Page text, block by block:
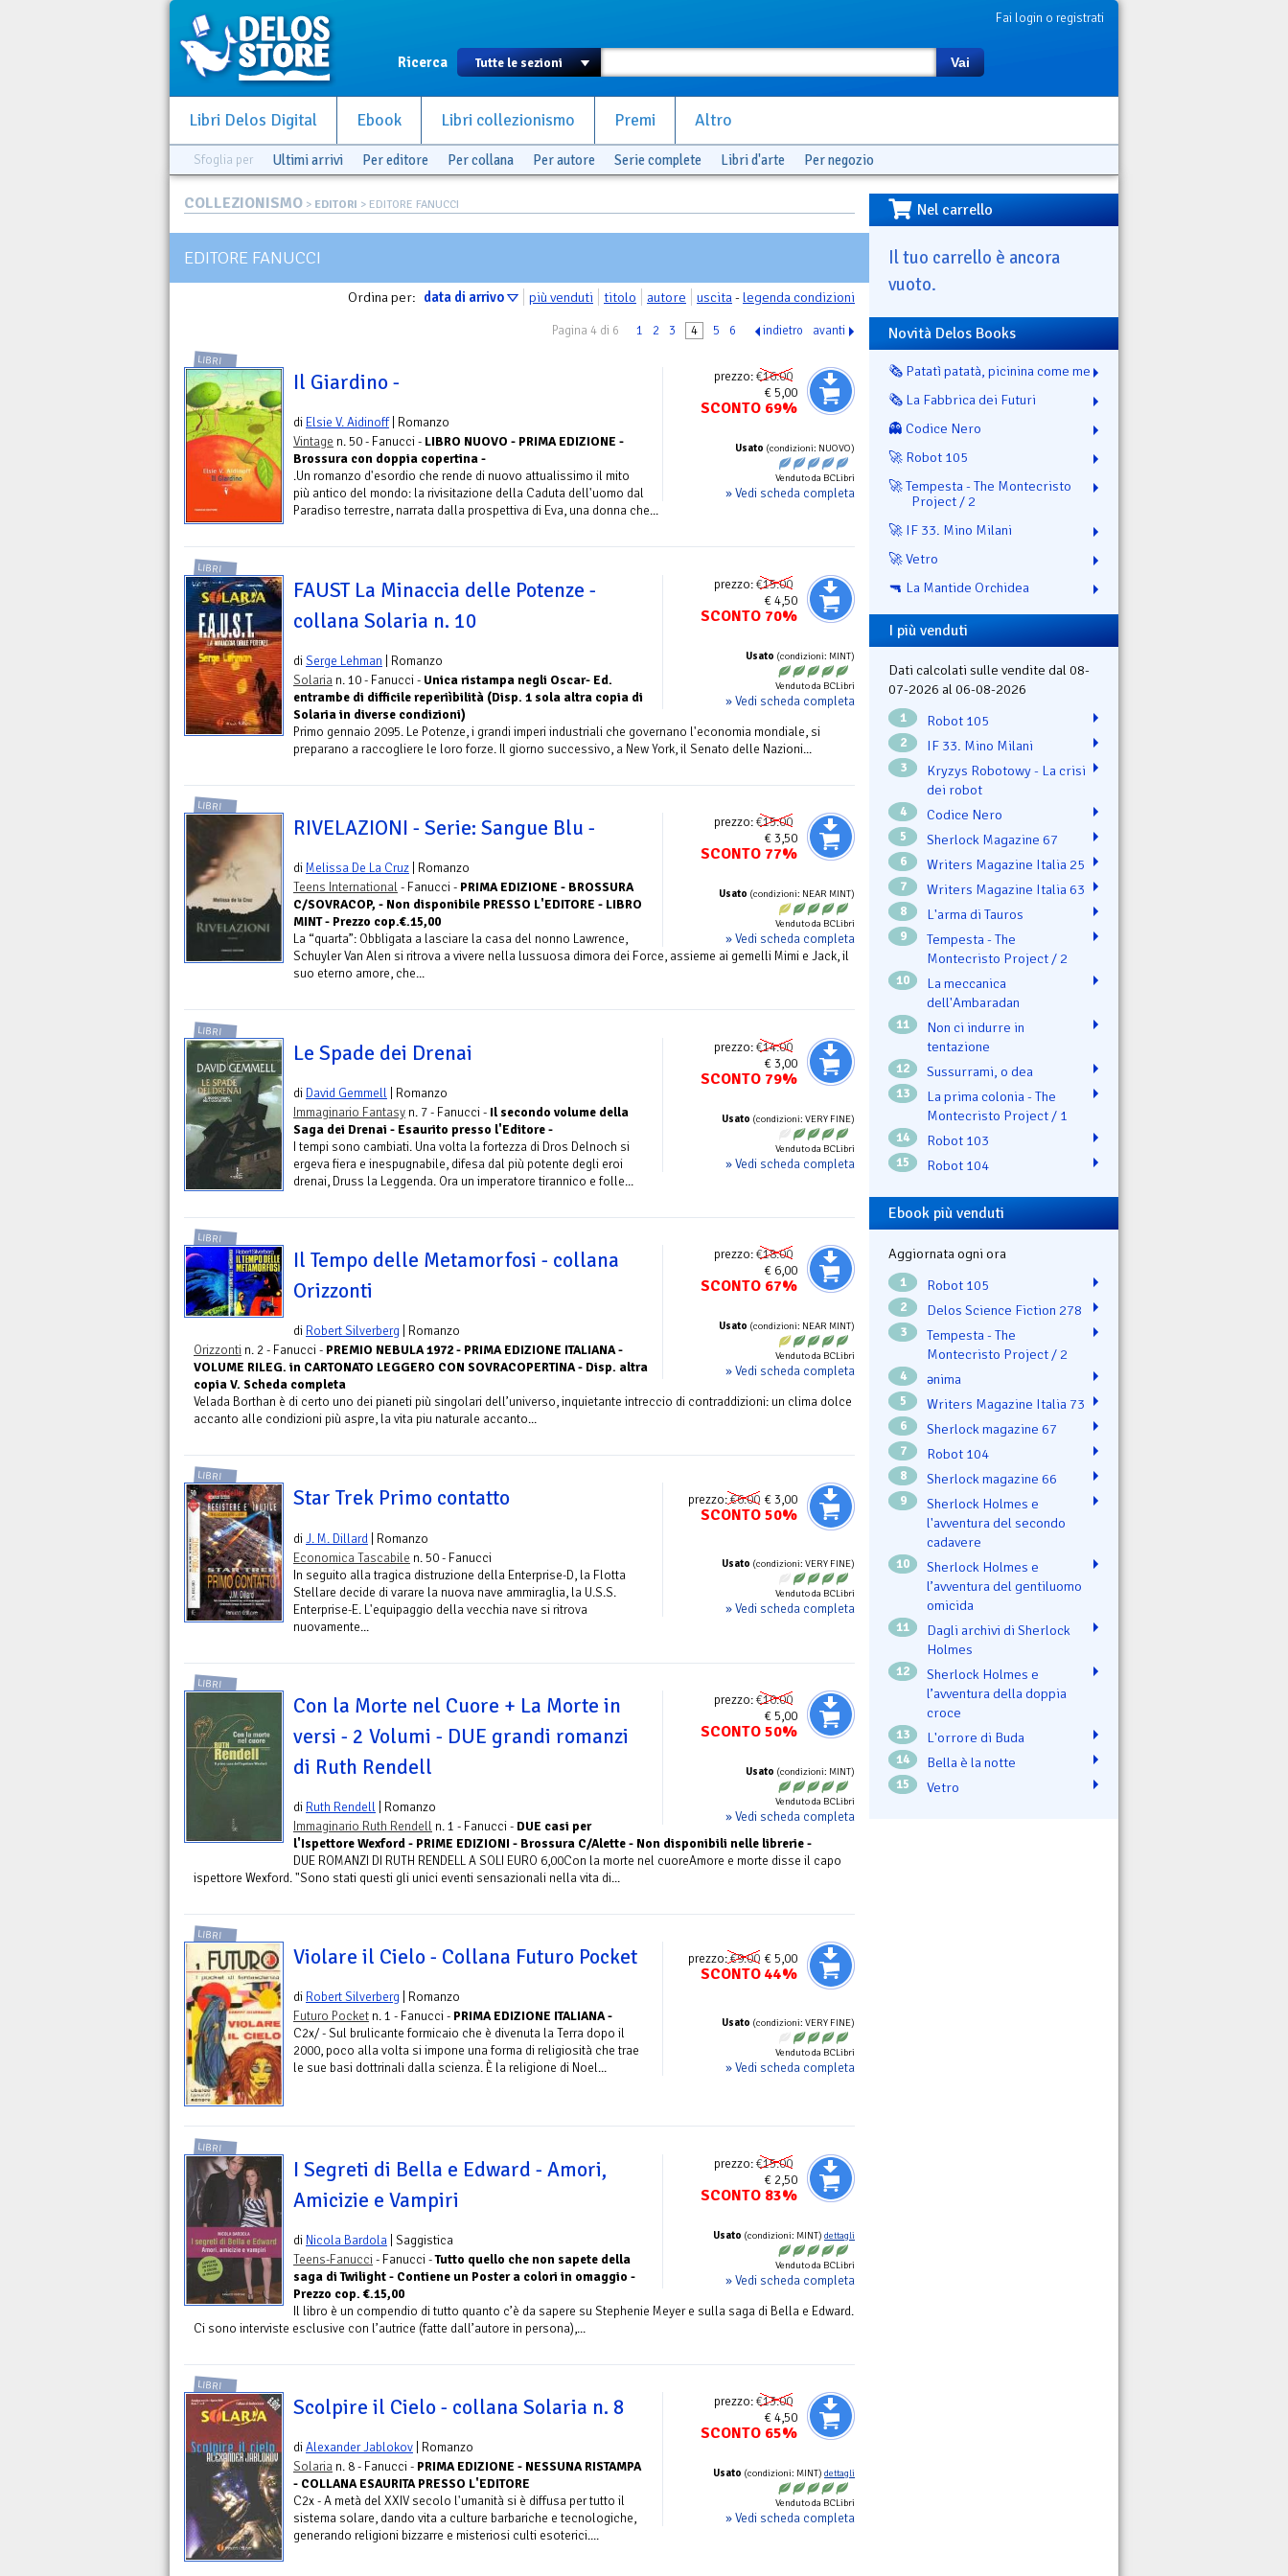
Fai login o registrati
Ricerca Vai
Libri Delos Digital Ebook Libri collezionismo Premi Altro
Sfoglia per Ultimi arrivi Per editore Per collana Per autore Serie complete Libri d'arte Per negozio
COLLEZIONISMO > EDITORI > EDITORE FANUCCI
EDITORE FANUCCI
Ordina per: data di arrivo più venduti titolo autore uscita-legenda condizioni
Pagina 4 di 6 1 2 3 4 5 6 indietro avanti
prezzo:€16.00
€ 5,00
SCONTO 69%
Usato (condizioni: NUOVO)
Venduto da BCLibri
» Vedi scheda completa
LIBRI
Il Giardino -
di Elsie V. Aidinoff| Romanzo
Vintage n. 50 - Fanucci - LIBRO NUOVO - PRIMA EDIZIONE -
Brossura con doppia copertina -
.Un romanzo d'esordio che rende di nuovo attualissimo il mito
più antico del mondo: la rivisitazione della Caduta dell'uomo dal
Paradiso terrestre, narrata dalla prospettiva di Eva, una donna che...
prezzo:€15.00
€ 4,50
SCONTO 70%
Usato (condizioni: MINT)
Venduto da BCLibri
» Vedi scheda completa
LIBRI
FAUST La Minaccia delle Potenze -
collana Solaria n. 10
diSerge Lehman | Romanzo
Solaria n. 10 - Fanucci - Unica ristampa negli Oscar- Ed.
entrambe di difficile reperiìbilità (Disp. 1 sola altra copia di
Solaria in diverse condizioni)
Primo gennaio 2095. Le Potenze, i grandi imperi industriali che governano l'economia mondiale, si
preparano a raccogliere le loro forze. Il giorno successivo, a New York, il Senato delle Nazioni...
prezzo:€15.00
€ 3,50
SCONTO 77%
Usato (condizioni: NEAR MINT)
Venduto da BCLibri
» Vedi scheda completa
LIBRI
RIVELAZIONI - Serie: Sangue Blu -
di Melissa De La Cruz | Romanzo
Teens International - Fanucci - PRIMA EDIZIONE - BROSSURA
C/SOVRACOP, - Non disponibile PRESSO L'EDITORE - LIBRO
MINT - Prezzo cop.€.15,00
La “quarta”: Obbligata a lasciare la casa del nonno Lawrence,
Schuyler Van Alen si ritrova a vivere nella lussuosa dimora dei Force, assieme ai gemelli Mimi e Jack, il
suo eterno amore, che...
prezzo:€14.00
€ 3,00
SCONTO 79%
Usato (condizioni: VERY FINE)
Venduto da BCLibri
» Vedi scheda completa
LIBRI
Le Spade dei Drenai
di David Gemmell | Romanzo
Immaginario Fantasy n. 7 - Fanucci - Il secondo volume della
Saga dei Drenai - Esaurito presso l'Editore -
I tempi sono cambiati. Una volta la fortezza di Dros Delnoch si
ergeva fiera e inespugnabile, difesa dal più potente degli eroi
drenai, Druss la Leggenda. Ora un imperatore tirannico e folle...
prezzo:€18.00
€ 6,00
SCONTO 67%
Usato (condizioni: NEAR MINT)
Venduto da BCLibri
» Vedi scheda completa
LIBRI
Il Tempo delle Metamorfosi - collana
Orizzonti
di Robert Silverberg | Romanzo
Orizzonti n. 2 - Fanucci - PREMIO NEBULA 1972 - PRIMA EDIZIONE ITALIANA -
VOLUME RILEG. in CARTONATO LEGGERO CON SOVRACOPERTINA - Disp. altra
copia V. Scheda completa
Velada Borthan è di certo uno dei pianeti più singolari dell’universo, inquietante intreccio di contraddizioni: un clima dolce
accanto alle condizioni più aspre, la vita piu naturale accanto...
prezzo:€6.00 € 3,00
SCONTO 50%
Usato (condizioni: VERY FINE)
Venduto da BCLibri
» Vedi scheda completa
LIBRI
Star Trek Primo contatto
diJ. M. Dillard | Romanzo
Economica Tascabile n. 50 - Fanucci
In seguito alla tragica distruzione della Enterprise-D, la Flotta
Stellare decide di varare la nuova nave ammiraglia, la U.S.S.
Enterprise-E. L'equipaggio della vecchia nave si ritrova
nuovamente...
prezzo:€10.00
€ 5,00
SCONTO 50%
Usato (condizioni: MINT)
Venduto da BCLibri
» Vedi scheda completa
LIBRI
Con la Morte nel Cuore + La Morte in
versi - 2 Volumi - DUE grandi romanzi
di Ruth Rendell
di Ruth Rendell | Romanzo
Immaginario Ruth Rendell n. 1 - Fanucci - DUE casi per
l'Ispettore Wexford - PRIME EDIZIONI - Brossura C/Alette - Non disponibili nelle librerie -
DUE ROMANZI DI RUTH RENDELL A SOLI EURO 6,00Con la morte nel cuoreAmore e morte disse il capo
ispettore Wexford. "Sono stati questi gli unici eventi sensazionali nella vita di...
prezzo:€9.00 € 5,00
SCONTO 44%
Usato (condizioni: VERY FINE)
Venduto da BCLibri
» Vedi scheda completa
LIBRI
Violare il Cielo - Collana Futuro Pocket
di Robert Silverberg | Romanzo
Futuro Pocket n. 1 - Fanucci - PRIMA EDIZIONE ITALIANA -
C2x/ - Sul brulicante formicaio che è divenuta la Terra dopo il
2000, poco alla volta si impone una forma di religiosità che trae
le sue basi dottrinali dalla scienza. È la religione di Noel...
prezzo:€15.00
€ 2,50
SCONTO 83%
Usato (condizioni: MINT) dettagli
Venduto da BCLibri
» Vedi scheda completa
LIBRI
I Segreti di Bella e Edward - Amori,
Amicizie e Vampiri
di Nicola Bardola | Saggistica
Teens-Fanucci - Fanucci -Tutto quello che non sapete della
saga di Twilight - Contiene un Poster a colori in omaggio -
Prezzo cop. €.15,00
Il libro è un compendio di tutto quanto c’è da sapere su Stephenie Meyer e sulla saga di Bella e Edward.
Ci sono interviste esclusive con l’autrice (fatte dall’autore in persona),...
prezzo:€13.00
€ 4,50
SCONTO 65%
Usato (condizioni: MINT) dettagli
Venduto da BCLibri
» Vedi scheda completa
LIBRI
Scolpire il Cielo - collana Solaria n. 8
diAlexander Jablokov | Romanzo
Solaria n. 8 - Fanucci - PRIMA EDIZIONE - NESSUNA RISTAMPA
- COLLANA ESAURITA PRESSO L'EDITORE
C2x - A metà del XXIV secolo l'umanità si è diffusa per tutto il
sistema solare, dando vita a culture barbariche e tecnologiche,
generando religioni bizzarre e misteriosi culti esoterici....
Nel carrello
Il tuo carrello è ancora
vuoto.
Novità Delos Books
🗞️ Patatì patatà, picinina come me
🗞️ La Fabbrica dei Futuri
👻 Codice Nero
🚀 Robot 105
🚀 Tempesta - The Montecristo
Project / 2
🚀 IF 33. Mino Milani
🚀 Vetro
🔫 La Mantide Orchidea
I più venduti
Dati calcolati sulle vendite dal 08-
07-2026 al 06-08-2026
1 Robot 105
2 IF 33. Mino Milani
3
Kryzys Robotowy - La crisi
dei robot
4 Codice Nero
5 Sherlock Magazine 67
6 Writers Magazine Italia 25
7 Writers Magazine Italia 63
8 L'arma di Tauros
9
Tempesta - The
Montecristo Project / 2
10
La meccanica
dell'Ambaradan
11
Non ci indurre in
tentazione
12 Sussurrami, o dea
13
La prima colonia - The
Montecristo Project / 1
14 Robot 103
15 Robot 104
Ebook più venduti
Aggiornata ogni ora
1 Robot 105
2 Delos Science Fiction 278
3
Tempesta - The
Montecristo Project / 2
4 ənima
5 Writers Magazine Italia 73
6 Sherlock magazine 67
7 Robot 104
8 Sherlock magazine 66
9
Sherlock Holmes e
l'avventura del secondo
cadavere
10
Sherlock Holmes e
l’avventura del gentiluomo
omicida
11
Dagli archivi di Sherlock
Holmes
12
Sherlock Holmes e
l’avventura della doppia
croce
13 L'orrore di Buda
14 Bella è la notte
15 Vetro